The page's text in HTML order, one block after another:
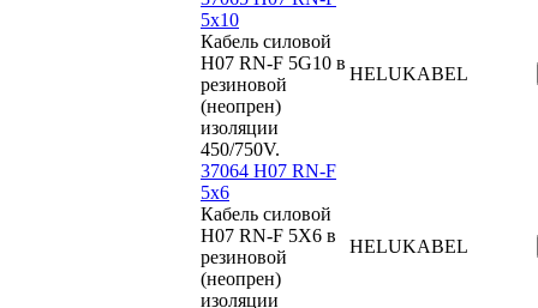
5x10
Кабель силовой
H07 RN-F 5G10 в
резиновой
(неопрен)
изоляции
450/750V.
HELUKABEL
37064 H07 RN-F
5x6
Кабель силовой
H07 RN-F 5X6 в
резиновой
(неопрен)
изоляции
HELUKABEL